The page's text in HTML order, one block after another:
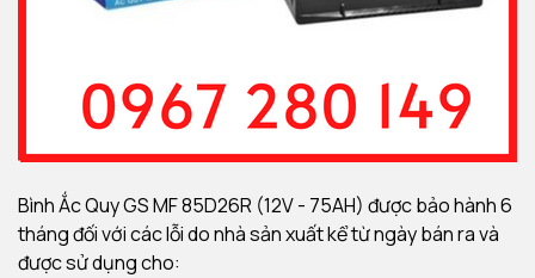
Bình Ắc Quy GS MF 85D26R (12V - 75AH) được bảo hành 6
tháng đối với các lỗi do nhà sản xuất kể từ ngày bán ra và
được sử dụng cho: